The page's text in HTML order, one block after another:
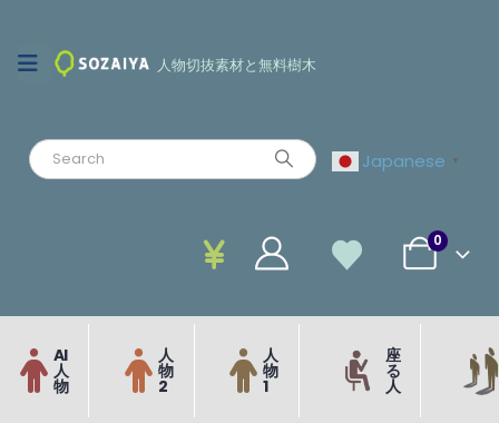
人物切抜素材と無料樹木
Japanese ▼
0
AI
人
物
人
物
2
人
物
1
座
る
人